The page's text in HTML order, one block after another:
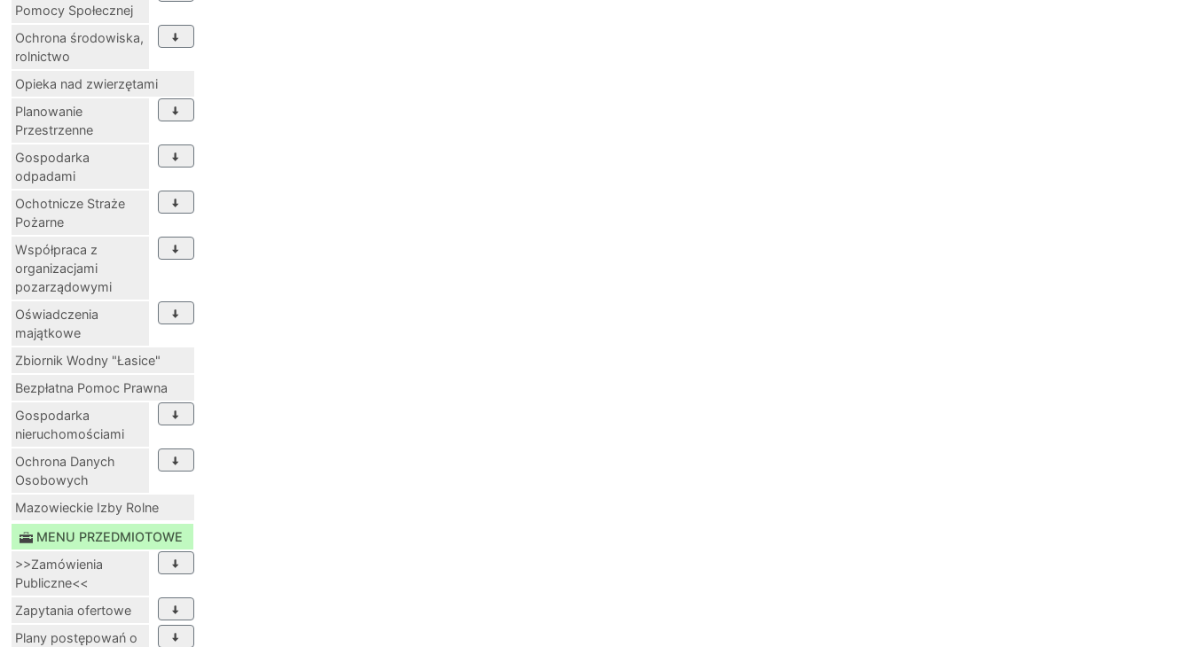
Pomocy Społecznej
Ochrona środowiska,
rolnictwo
Opieka nad zwierzętami
Planowanie
Przestrzenne
Gospodarka
odpadami
Ochotnicze Straże
Pożarne
Współpraca z
organizacjami
pozarządowymi
Oświadczenia
majątkowe
Zbiornik Wodny "Łasice"
Bezpłatna Pomoc Prawna
Gospodarka
nieruchomościami
Ochrona Danych
Osobowych
Mazowieckie Izby Rolne
MENU PRZEDMIOTOWE
>>Zamówienia
Publiczne<<
Zapytania ofertowe
Plany postępowań o